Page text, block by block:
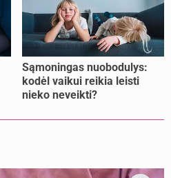
Sąmoningas nuobodulys:
kodėl vaikui reikia leisti
nieko neveikti?